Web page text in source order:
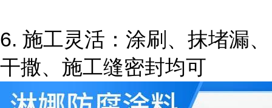
6. 施工灵活：涂刷、抹堵漏、
干撒、施工缝密封均可